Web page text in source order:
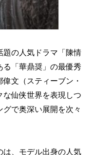
題の人気ドラマ「陳情
「華鼎奨」の最優秀
文（スティーブン・
仙侠世界を表現しつ
で奥深い展開を次々
は、モデル出身の人気